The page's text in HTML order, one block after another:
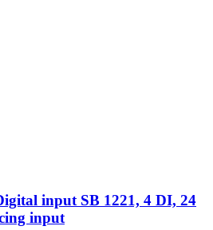
input SB 1221, 4 DI, 24
input